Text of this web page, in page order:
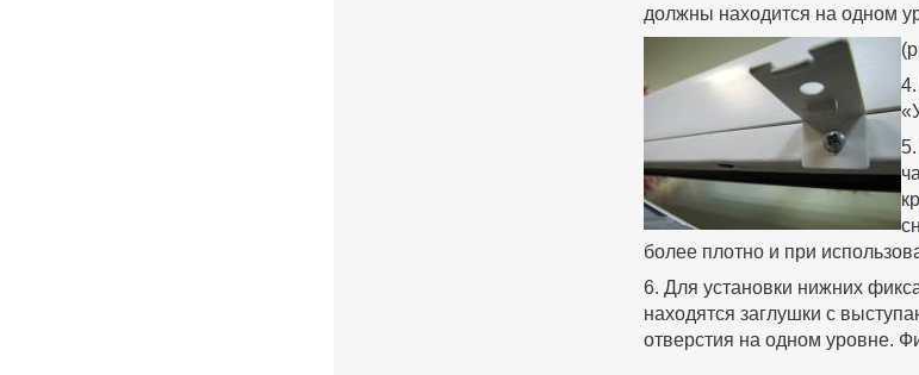
должны находится на одном
более плотно и при
6. Для установки нижних
находятся заглушки с
отверстия на одном уровне.